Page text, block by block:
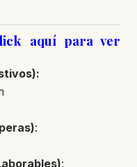
aquí para ver
:
: